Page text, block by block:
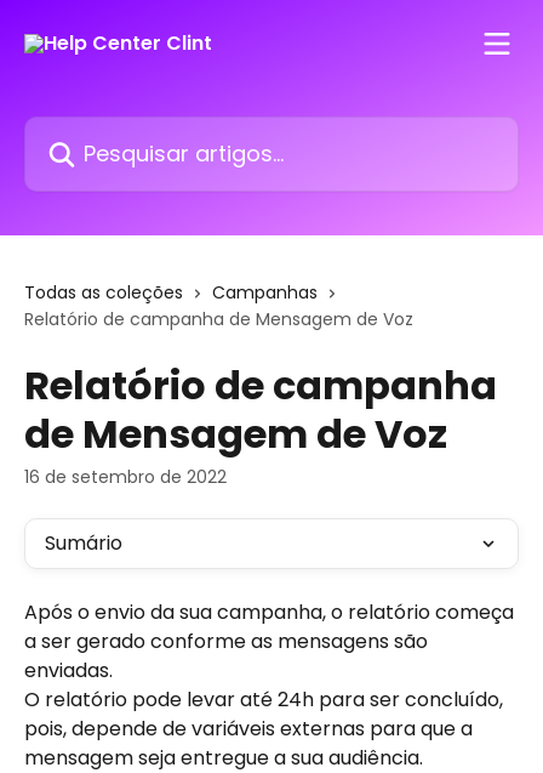
Pesquisar artigos...
Todas as coleções
Campanhas
Relatório de campanha de Mensagem de Voz
Relatório de campanha
de Mensagem de Voz
16 de setembro de 2022
Sumário
Após o envio da sua campanha, o relatório começa
a ser gerado conforme as mensagens são
enviadas.
O relatório pode levar até 24h para ser concluído,
pois, depende de variáveis externas para que a
mensagem seja entregue a sua audiência.